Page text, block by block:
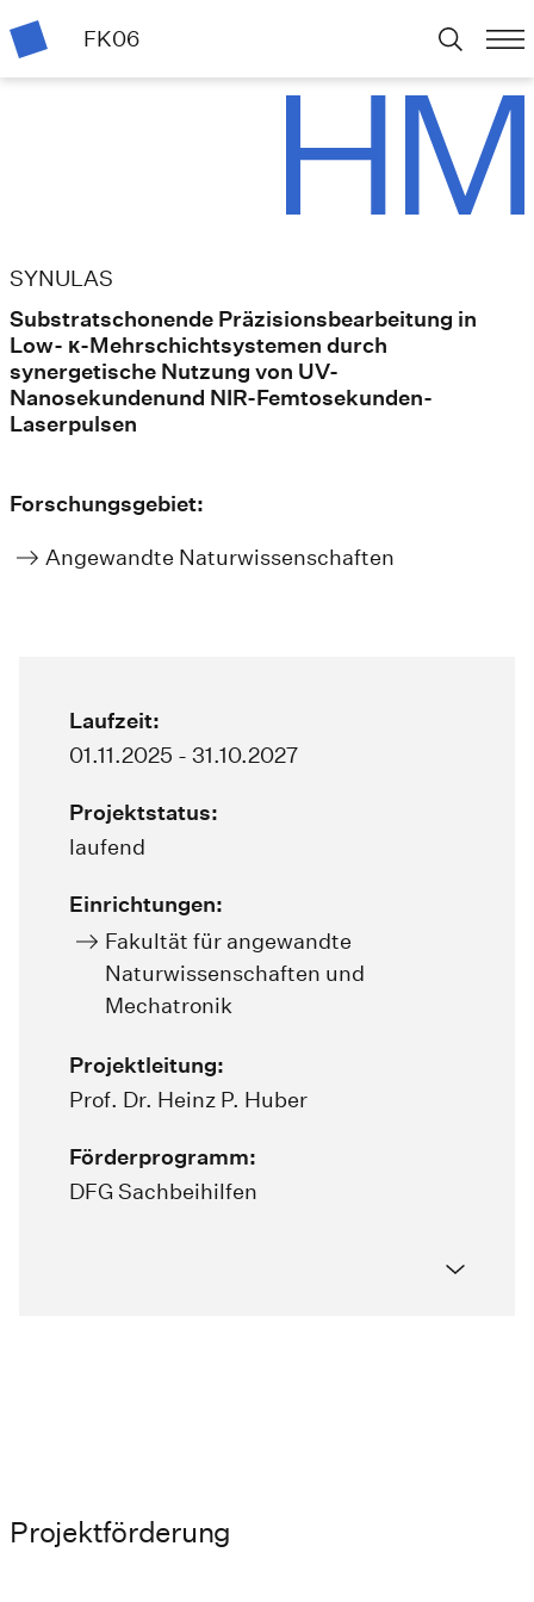
FK06
SYNULAS
Substratschonende Präzisionsbearbeitung in
Low- κ-Mehrschichtsystemen durch
synergetische Nutzung von UV-
Nanosekundenund NIR-Femtosekunden-
Laserpulsen
Forschungsgebiet:
Angewandte Naturwissenschaften
Laufzeit:
01.11.2025 - 31.10.2027
Projektstatus:
laufend
Einrichtungen:
Fakultät für angewandte
Naturwissenschaften und
Mechatronik
Projektleitung:
Prof. Dr. Heinz P. Huber
Förderprogramm:
DFG Sachbeihilfen
Projektförderung